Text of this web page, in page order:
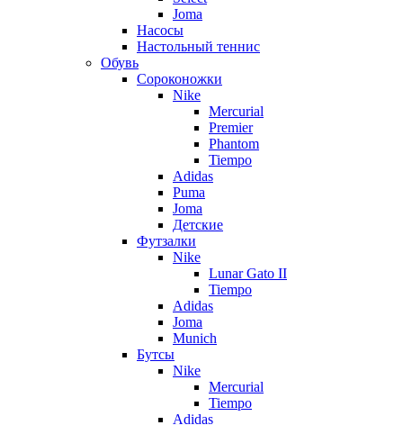
Joma
Насосы
Настольный теннис
Обувь
Сороконожки
Nike
Mercurial
Premier
Phantom
Tiempo
Adidas
Puma
Joma
Детские
Футзалки
Nike
Lunar Gato II
Tiempo
Adidas
Joma
Munich
Бутсы
Nike
Mercurial
Tiempo
Adidas